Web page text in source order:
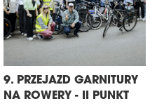
9. PRZEJAZD GARNITURY
NA ROWERY - II PUNKT